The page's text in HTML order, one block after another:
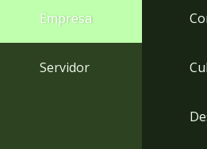
menu
Empresa
Servidor